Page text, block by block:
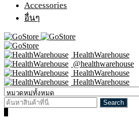
Accessories
อื่นๆ
HealthWarehouse
@healthwarehouse
HealthWarehouse
HealthWarehouse